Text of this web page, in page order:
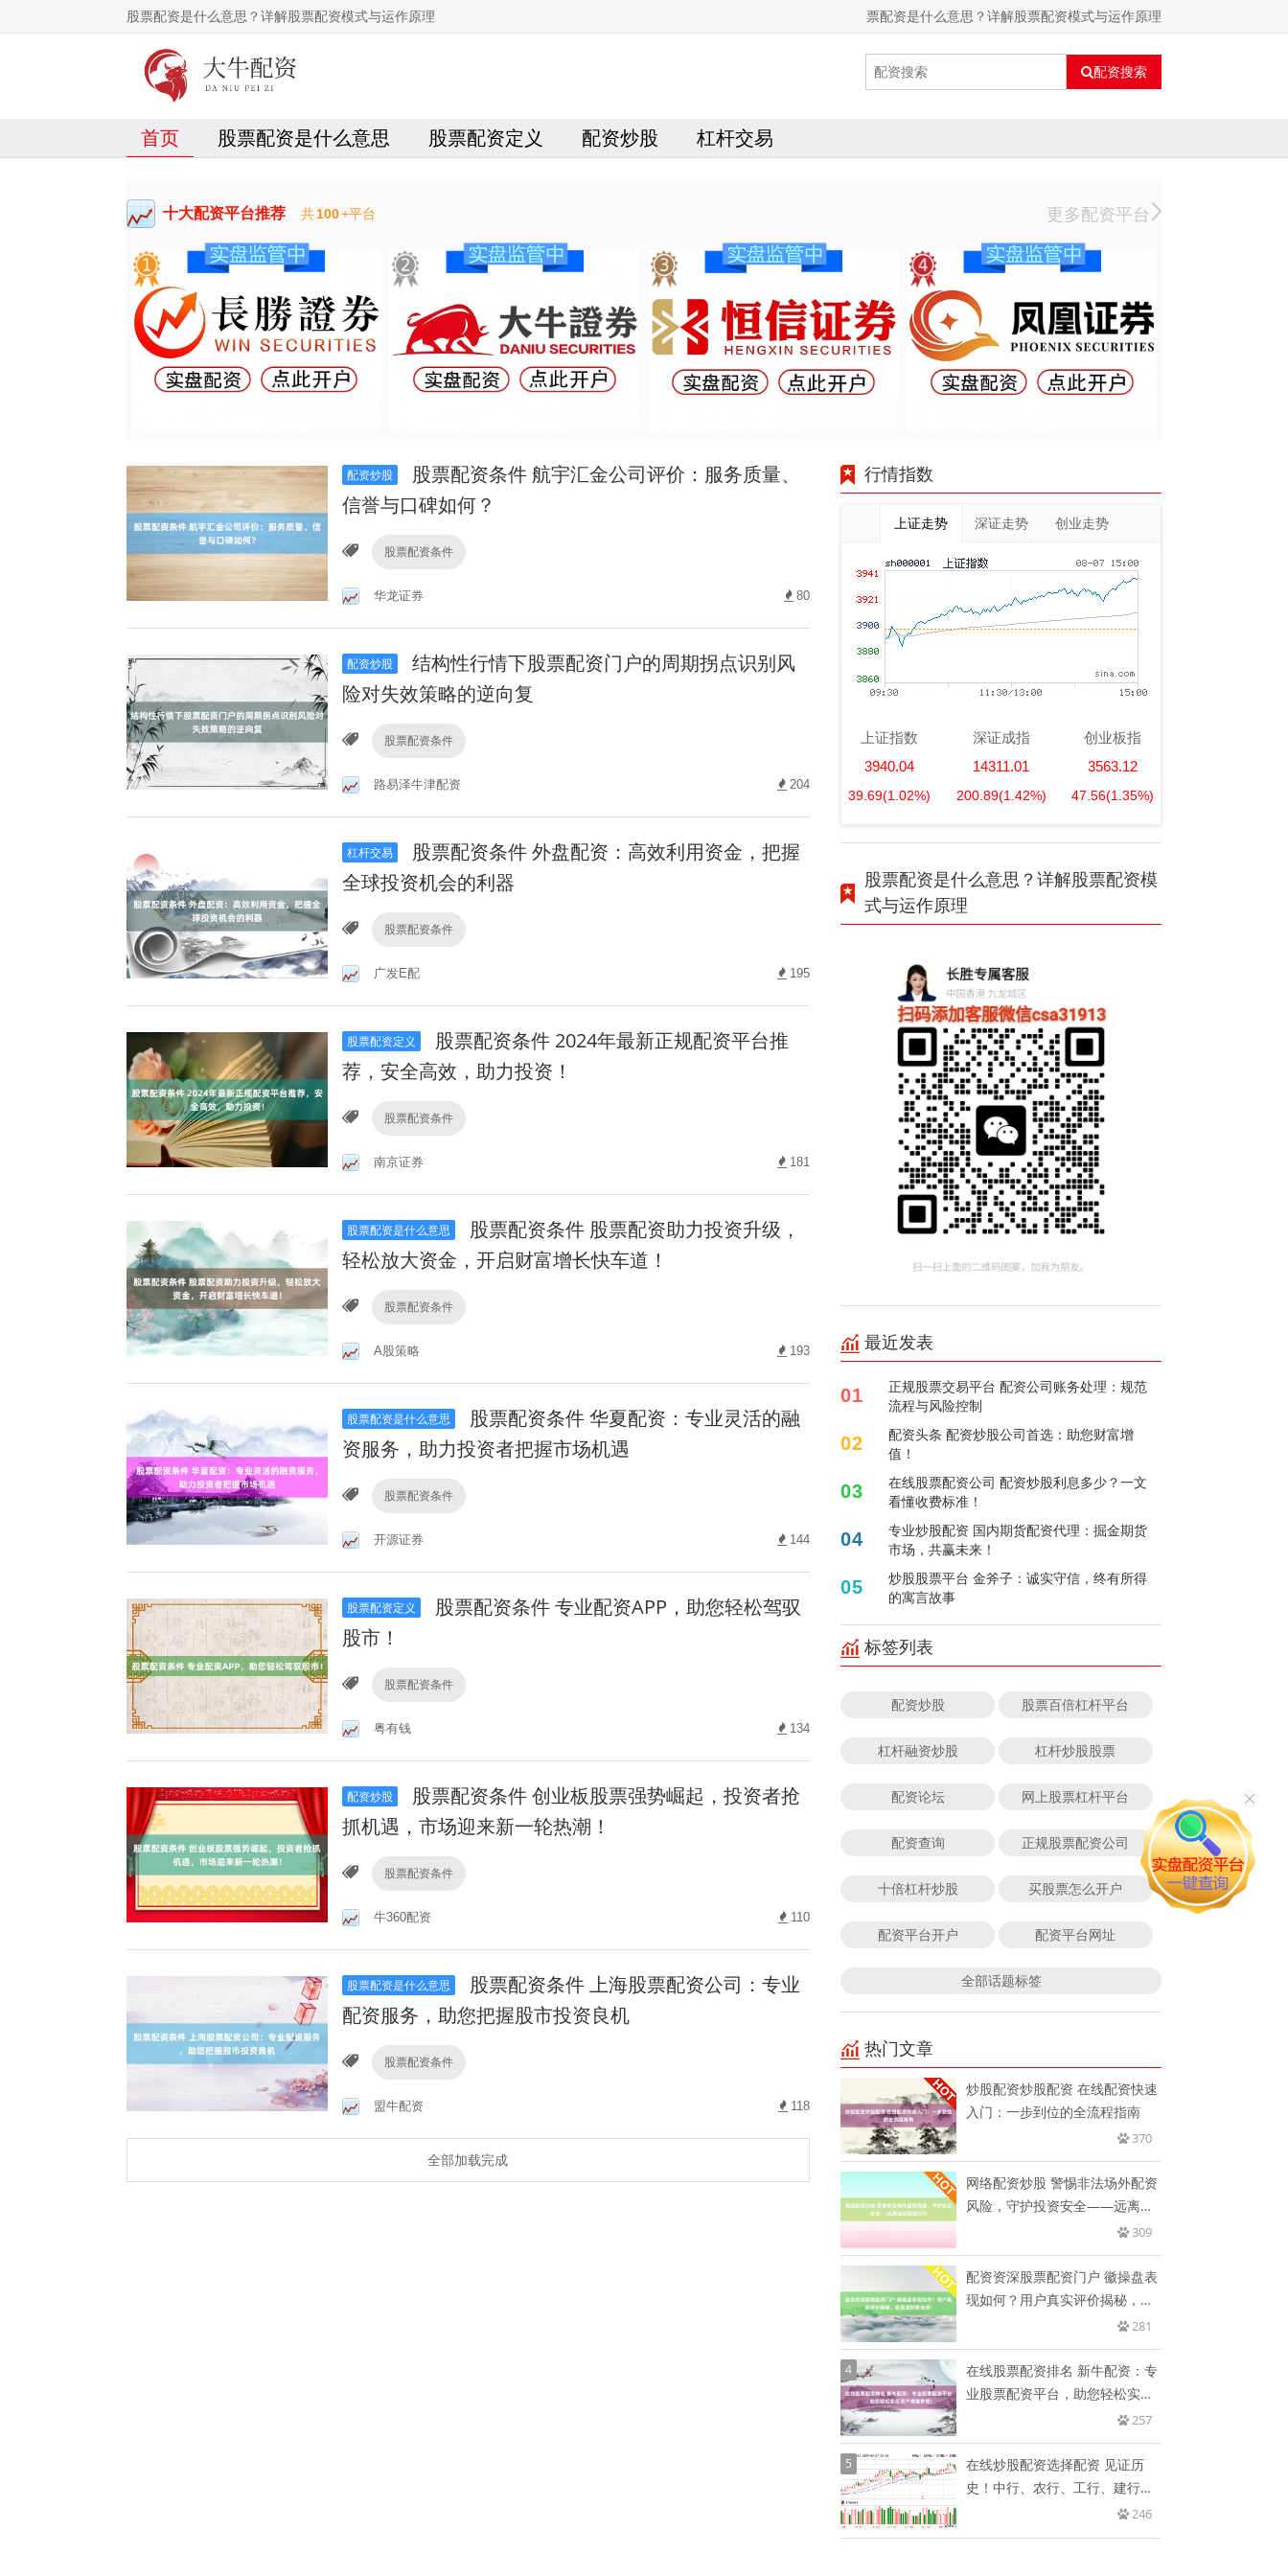
股票配资是什么意思？详解股票配资模式与运作原理 票配资是什么意思？详解股票配资模式与运作原理
配资搜索
首页 股票配资是什么意思 股票配资定义 配资炒股 杠杆交易
十大配资平台推荐 共100+平台 更多配资平台
配资炒股
股票配资条件 航宇汇金公司评价：服务质量、
信誉与口碑如何？
股票配资条件
华龙证券 80
配资炒股
结构性行情下股票配资门户的周期拐点识别风
险对失效策略的逆向复
股票配资条件
路易泽牛津配资 204
杠杆交易
股票配资条件 外盘配资：高效利用资金，把握
全球投资机会的利器
股票配资条件
广发E配 195
股票配资定义
股票配资条件 2024年最新正规配资平台推
荐，安全高效，助力投资！
股票配资条件
南京证券 181
股票配资是什么意思
股票配资条件 股票配资助力投资升级，
轻松放大资金，开启财富增长快车道！
股票配资条件
A股策略 193
股票配资是什么意思
股票配资条件 华夏配资：专业灵活的融
资服务，助力投资者把握市场机遇
股票配资条件
开源证券 144
股票配资定义
股票配资条件 专业配资APP，助您轻松驾驭
股市！
股票配资条件
粤有钱 134
配资炒股
股票配资条件 创业板股票强势崛起，投资者抢
抓机遇，市场迎来新一轮热潮！
股票配资条件
牛360配资 110
股票配资是什么意思
股票配资条件 上海股票配资公司：专业
配资服务，助您把握股市投资良机
股票配资条件
盟牛配资 118
全部加载完成
行情指数
上证走势 深证走势 创业走势
上证指数
3940.04
39.69(1.02%)
深证成指
14311.01
200.89(1.42%)
创业板指
3563.12
47.56(1.35%)
股票配资是什么意思？详解股票配资模
式与运作原理
最近发表
01
正规股票交易平台 配资公司账务处理：规范
流程与风险控制
02
配资头条 配资炒股公司首选：助您财富增
值！
03
在线股票配资公司 配资炒股利息多少？一文
看懂收费标准！
04
专业炒股配资 国内期货配资代理：掘金期货
市场，共赢未来！
05
炒股股票平台 金斧子：诚实守信，终有所得
的寓言故事
标签列表
配资炒股 股票百倍杠杆平台
杠杆融资炒股 杠杆炒股股票
配资论坛 网上股票杠杆平台
配资查询 正规股票配资公司
十倍杠杆炒股 买股票怎么开户
配资平台开户 配资平台网址
全部话题标签
热门文章
炒股配资炒股配资 在线配资快速
入门：一步到位的全流程指南
370
网络配资炒股 警惕非法场外配资
风险，守护投资安全——远离违
309
配资资深股票配资门户 徽操盘表
现如何？用户真实评价揭秘，投
281
4
在线股票配资排名 新牛配资：专
业股票配资平台，助您轻松实现
257
5
在线炒股配资选择配资 见证历
史！中行、农行、工行、建行再
246